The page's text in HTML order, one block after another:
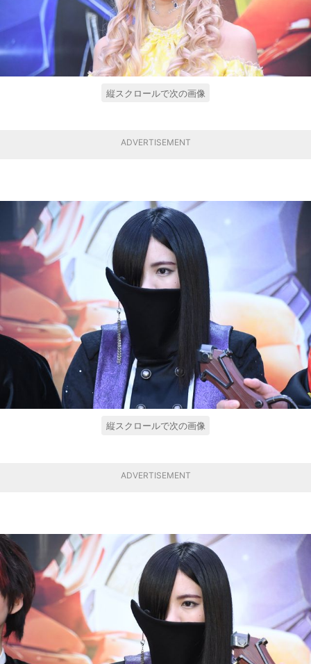
縦スクロールで次の画像
ADVERTISEMENT
縦スクロールで次の画像
ADVERTISEMENT